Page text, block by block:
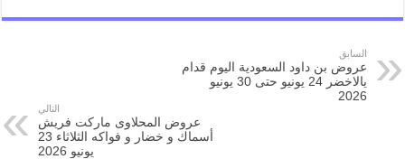
السابق
عروض بن داود السعودية اليوم قدام
يالاخضر 24 يونيو حتى 30 يونيو
2026
التالي
عروض المحلاوى ماركت فريش
أسماك و خضار و فواكه الثلاثاء 23
يونيو 2026